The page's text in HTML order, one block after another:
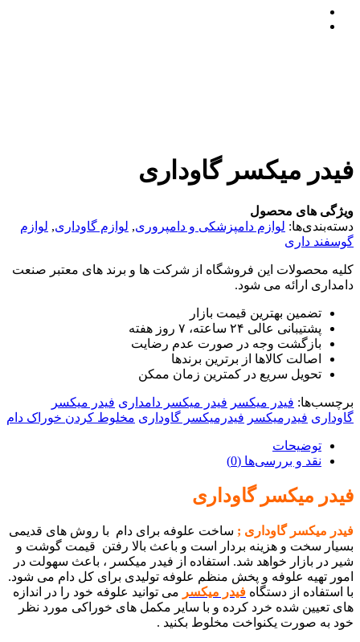
فیدر میکسر گاوداری
ویژگی های محصول
دسته‌بندی‌ها: لوازم دامپزشکی و دامپروری, لوازم گاوداری, لوازم
گوسفند داری
کلیه محصولات این فروشگاه از شرکت ها و برند های معتبر صنعت
دامداری ارائه می شود.
تضمین بهترین قیمت بازار
پشتیبانی عالی ۲۴ ساعته، ۷ روز هفته
بازگشت وجه در صورت عدم رضایت
اصالت کالاها از برترین برندها
تحویل سریع در کمترین زمان ممکن
برچسب‌ها: فیدر میکسر فیدر میکسر دامداری فیدر میکسر
گاوداری فیدرمیکسر فیدرمیکسر گاوداری مخلوط کردن خوراک دام
توضیحات
نقد و بررسی‌ها (0)
فیدر میکسر گاوداری
فیدر میکسر گاوداری ; ساخت علوفه برای دام با روش های قدیمی
بسیار سخت و هزینه بردار است و باعث بالا رفتن قیمت گوشت و
شیر در بازار خواهد شد. استفاده از فیدر میکسر ، باعث سهولت در
امور تهیه علوفه و پخش منظم علوفه تولیدی برای کل دام می شود.
با استفاده از دستگاه فیدر میکسر می توانید علوفه خود را در اندازه
های تعیین شده خرد کرده و با سایر مکمل های خوراکی مورد نظر
خود به صورت یکنواخت مخلوط بکنید .